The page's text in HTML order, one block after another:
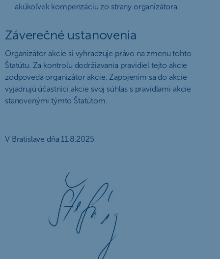
akúkoľvek kompenzáciu zo strany organizátora.
Záverečné ustanovenia
Organizátor akcie si vyhradzuje právo na zmenu tohto
Štatútu. Za kontrolu dodržiavania pravidiel tejto akcie
zodpovedá organizátor akcie. Zapojením sa do akcie
vyjadrujú účastníci akcie svoj súhlas s pravidlami akcie
stanovenými týmto Štatútom.
V Bratislave dňa 11.8.2025